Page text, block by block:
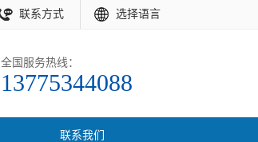
联系方式 选择语言
全国服务热线：
13775344088
联系我们